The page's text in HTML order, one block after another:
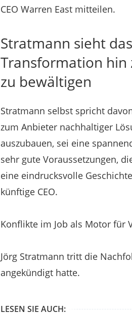
CEO Warren East mitteilen.
Stratmann sieht
Transformation hin
zu bewältigen
Stratmann selbst spricht
zum Anbieter nachhaltiger
auszubauen, sei eine
sehr gute Voraussetzungen,
eine eindrucksvolle
künftige CEO.
Konflikte im Job als Motor für
Jörg Stratmann tritt die
angekündigt hatte.
LESEN SIE AUCH: